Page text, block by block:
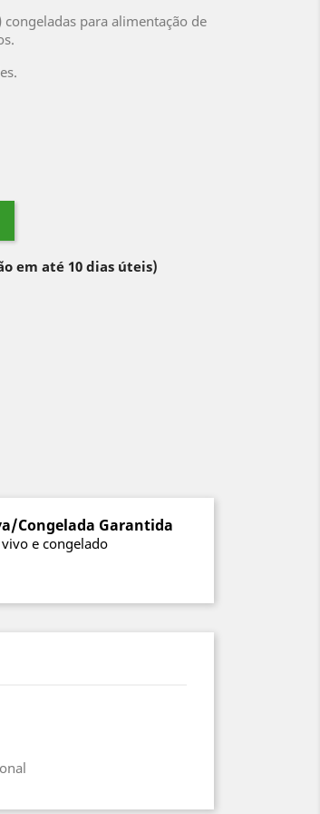
congeladas para alimentação de
em até 10 dias úteis)
Congelada Garantida
e congelado